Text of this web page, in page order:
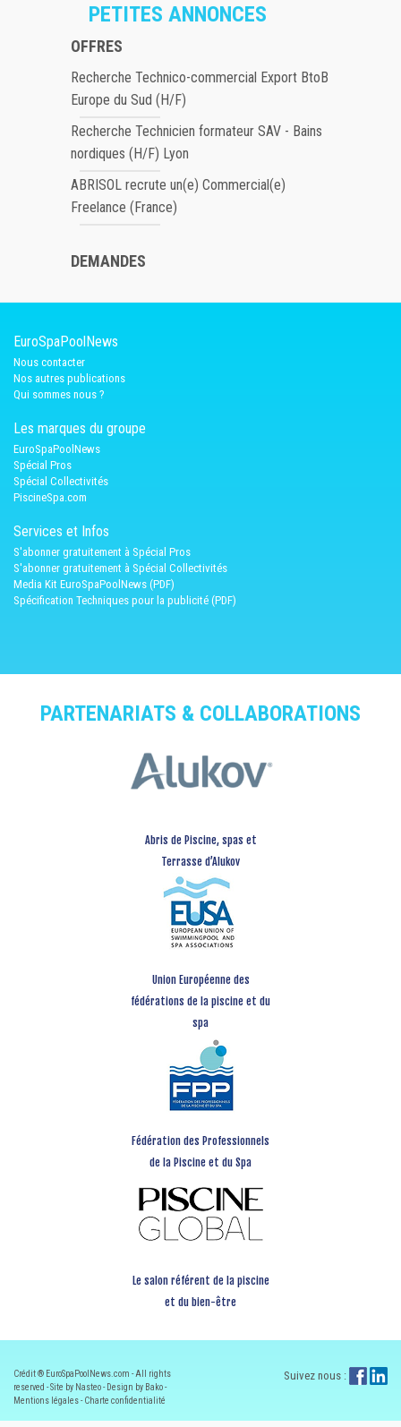
PETITES ANNONCES
OFFRES
Recherche Technico-commercial Export BtoB
Europe du Sud (H/F)
Recherche Technicien formateur SAV - Bains
nordiques (H/F) Lyon
ABRISOL recrute un(e) Commercial(e)
Freelance (France)
DEMANDES
EuroSpaPoolNews
Nous contacter
Nos autres publications
Qui sommes nous ?
Les marques du groupe
EuroSpaPoolNews
Spécial Pros
Spécial Collectivités
PiscineSpa.com
Services et Infos
S'abonner gratuitement à Spécial Pros
S'abonner gratuitement à Spécial Collectivités
Media Kit EuroSpaPoolNews (PDF)
Spécification Techniques pour la publicité (PDF)
PARTENARIATS & COLLABORATIONS
Abris de Piscine, spas et
Terrasse d’Alukov
Union Européenne des
fédérations de la piscine et du
spa
Fédération des Professionnels
de la Piscine et du Spa
Le salon référent de la piscine
et du bien-être
Crédit ® EuroSpaPoolNews.com - All rights
reserved - Site by Nasteo - Design by Bako -
Mentions légales-Charte confidentialité
Suivez nous :